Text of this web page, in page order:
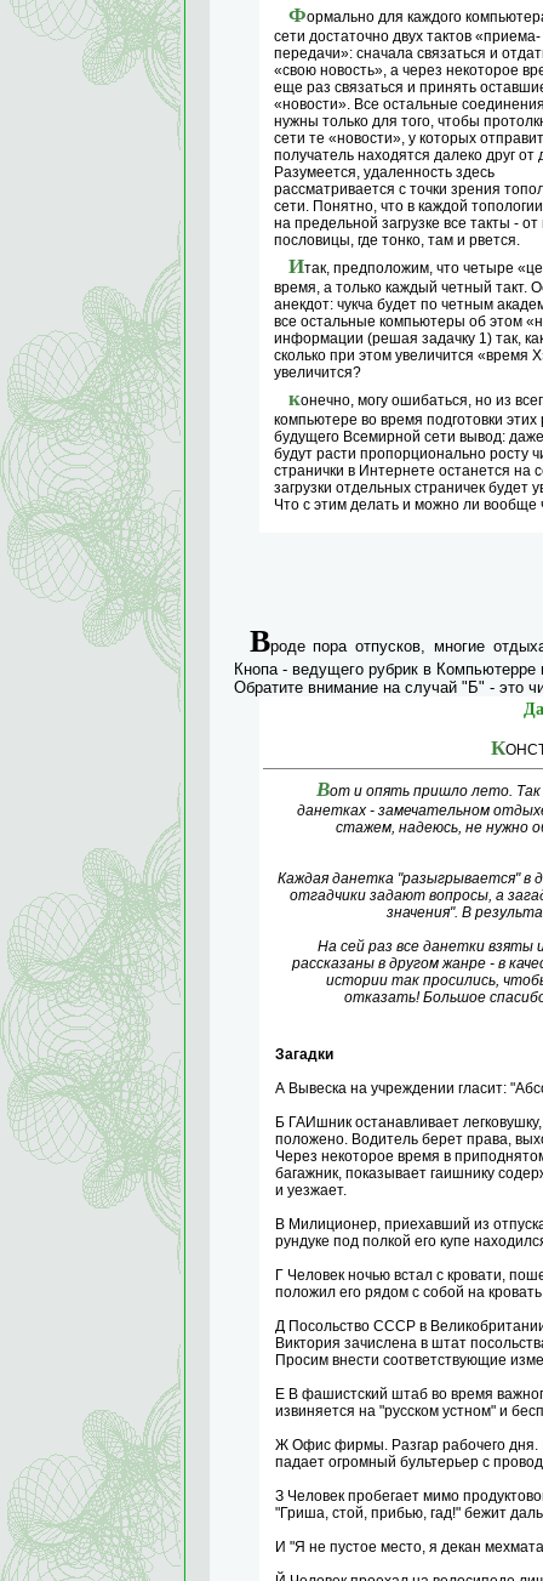
Формально для каждого
сети достаточно двух тактов «приема-
передачи»: сначала связаться и
«свою новость», а через некоторое
еще раз связаться и принять
«новости». Все остальные
нужны только для того, чтобы
сети те «новости», у которых
получатель находятся далеко друг от
Разумеется, удаленность здесь
рассматривается с точки зрения
сети. Понятно, что в каждой
на предельной загрузке все такты -
пословицы, где тонко, там и рвется.
Итак, предположим, что четыре
время, а только каждый четный такт.
анекдот: чукча будет по четным
все остальные компьютеры об этом
информации (решая задачку 1) так,
сколько при этом увеличится «время
увеличится?
конечно, могу ошибаться, но из
компьютере во время подготовки
будущего Всемирной сети вывод:
будут расти пропорционально росту
странички в Интернете останется на
загрузки отдельных страничек будет
Что с этим делать и можно ли вообще
Вроде пора отпусков, многие
Кнопа - ведущего рубрик в
Обратите внимание на случай "Б" - это
К
Вот и опять пришло лето.
данетках - замечательном
стажем, надеюсь, не нужно
Каждая данетка "разыгрывается" в
отгадчики задают вопросы, а
значения". В
На сей раз все данетки взяты
рассказаны в другом жанре - в
истории так просились,
отказать! Большое
Загадки
А Вывеска на учреждении гласит:
Б ГАИшник останавливает
положено. Водитель берет права,
Через некоторое время в
багажник, показывает гаишнику
и уезжает.
В Милиционер, приехавший из
рундуке под полкой его купе
Г Человек ночью встал с кровати,
положил его рядом с собой на
Д Посольство СССР в
Виктория зачислена в штат
Просим внести соответствующие
Е В фашистский штаб во время
извиняется на "русском устном" и
Ж Офис фирмы. Разгар рабочего дня.
падает огромный бультерьер с
З Человек пробегает мимо
"Гриша, стой, прибью, гад!" бежит
И "Я не пустое место, я декан